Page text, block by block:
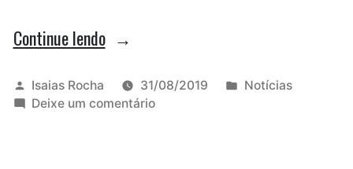
Continue lendo“Dados
arrecadação
confrontam
Publicado
por
Isaias Rocha 31/08/2019
Publicado
Notícias
Deixe um comentárioem